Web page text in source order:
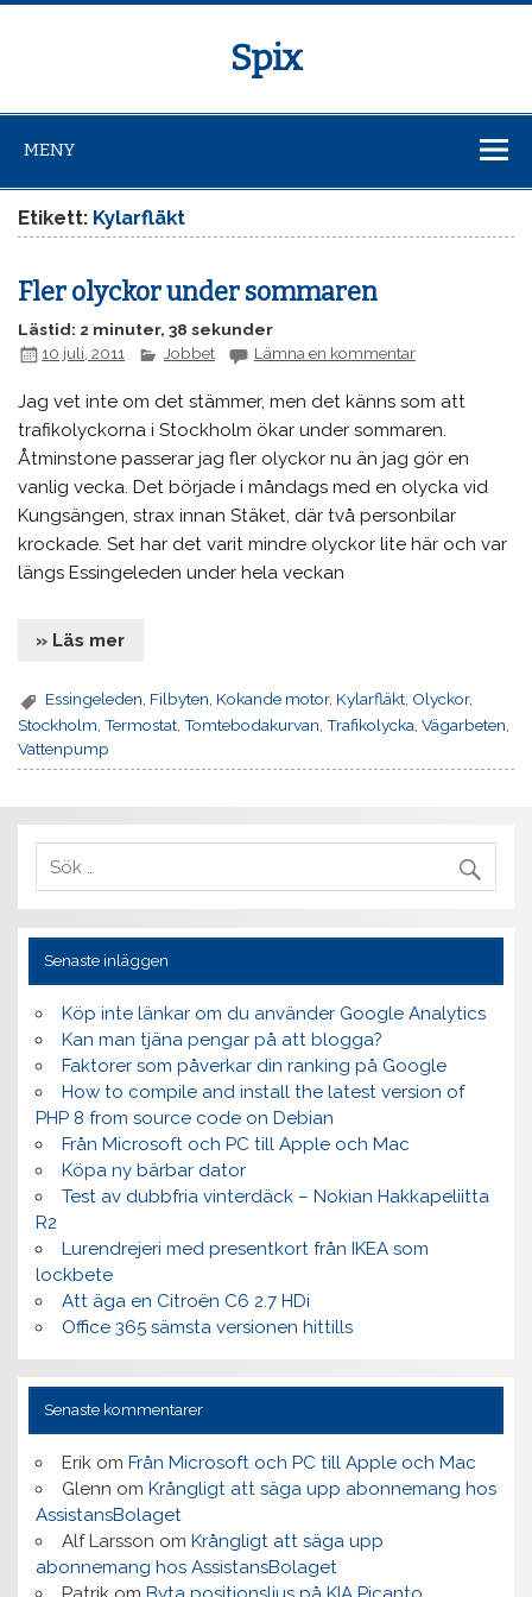
Spix
MENY
Etikett: Kylarfläkt
Fler olyckor under sommaren
Lästid: 2 minuter, 38 sekunder
10 juli, 2011
Jobbet Lämna en kommentar
Jag vet inte om det stämmer, men det känns som att
trafikolyckorna i Stockholm ökar under sommaren.
Åtminstone passerar jag fler olyckor nu än jag gör en
vanlig vecka. Det började i måndags med en olycka vid
Kungsängen, strax innan Stäket, där två personbilar
krockade. Set har det varit mindre olyckor lite här och var
längs Essingeleden under hela veckan
» Läs mer
Essingeleden Filbyten Kokande motor, Kylarfläkt Olyckor,
Stockholm ,Termostat ,Tomtebodakurvan ,Trafikolycka ,Vägarbeten
Vattenpump
Senaste inläggen
Köp inte länkar om du använder Google Analytics
Kan man tjäna pengar på att blogga?
Faktorer som påverkar din ranking på Google
How to compile and install the latest version of
PHP 8 from source code on Debian
Från Microsoft och PC till Apple och Mac
Köpa ny bärbar dator
Test av dubbfria vinterdäck – Nokian Hakkapeliitta
R2
Lurendrejeri med presentkort från IKEA som
lockbete
Att äga en Citroën C6 2.7 HDi
Office 365 sämsta versionen hittills
Senaste kommentarer
Erikom Från Microsoft och PC till Apple och Mac
Glenn om Krångligt att säga upp abonnemang hos
AssistansBolaget
Alf Larsson om Krångligt att säga upp
abonnemang hos AssistansBolaget